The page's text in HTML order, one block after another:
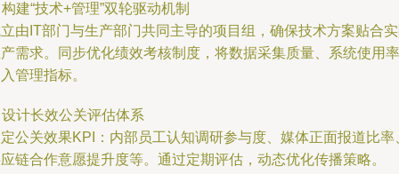
建“技术+管理”双轮驱动机制
由IT部门与生产部门共同主导的项目组，确保技术方案贴合
需求。同步优化绩效考核制度，将数据采集质量、系统使用率
管理指标。
计长效公关评估体系
公关效果KPI：内部员工认知调研参与度、媒体正面报道比率
链合作意愿提升度等。通过定期评估，动态优化传播策略。